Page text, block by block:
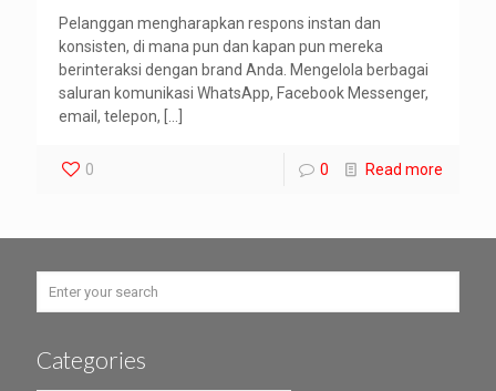
Pelanggan mengharapkan respons instan dan
konsisten, di mana pun dan kapan pun mereka
berinteraksi dengan brand Anda. Mengelola berbagai
saluran komunikasi WhatsApp, Facebook Messenger,
email, telepon,
0 0 Read more
Categories